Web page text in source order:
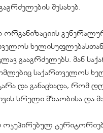
შესახებ.
გააგრძელებს. მან
საქართველოს
და განაცხადა, რომ
სრული მზაობისა და
ოკუპირებულ